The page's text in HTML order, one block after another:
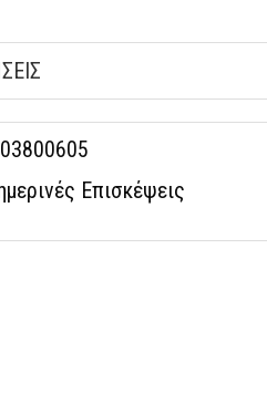
Επισκέψεις